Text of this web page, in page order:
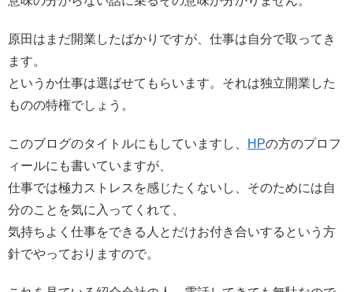
原田はまだ開業したばかりですが、仕事は自分で取ってき
ます。
というか仕事は選ばせてもらいます。それは独立開業した
ものの特権でしょう。
このブログのタイトルにもしていますし、 HPの方のプロフ
ィールにも書いていますが、
仕事では極力ストレスを感じたくないし、そのためには自
分のことを気に入ってくれて、
気持ちよく仕事をできる人とだけお付き合いするという方
針でやっておりますので。